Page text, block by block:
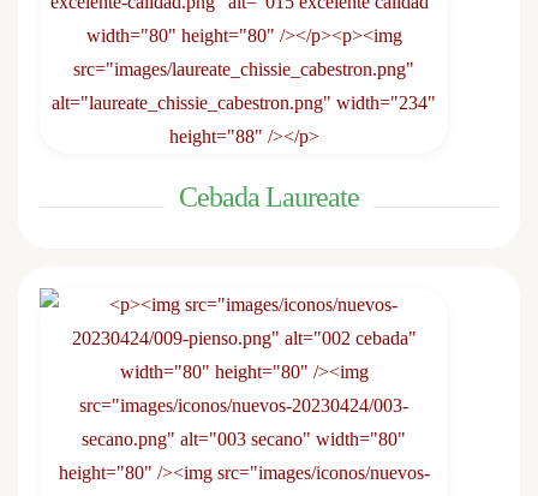
Cebada Laureate